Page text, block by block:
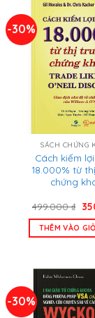
-30%
SÁCH CHỨNG
Cách kiếm
18.000% từ
chứng
499.000₫
là:
THÊM VÀO
-30%